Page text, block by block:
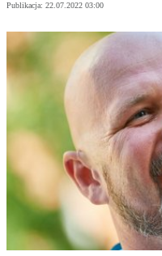
Publikacja: 22.07.2022 03:00